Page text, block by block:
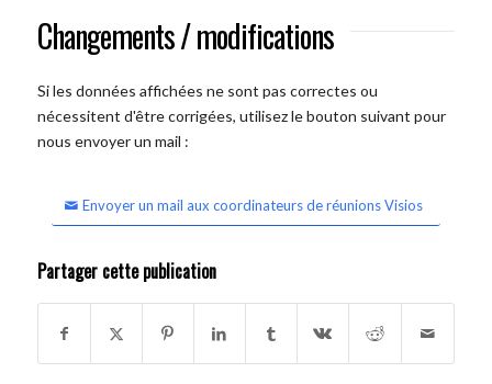
Changements / modifications
Si les données affichées ne sont pas correctes ou
nécessitent d'être corrigées, utilisez le bouton suivant pour
nous envoyer un mail :
Envoyer un mail aux coordinateurs de réunions Visios
Partager cette publication